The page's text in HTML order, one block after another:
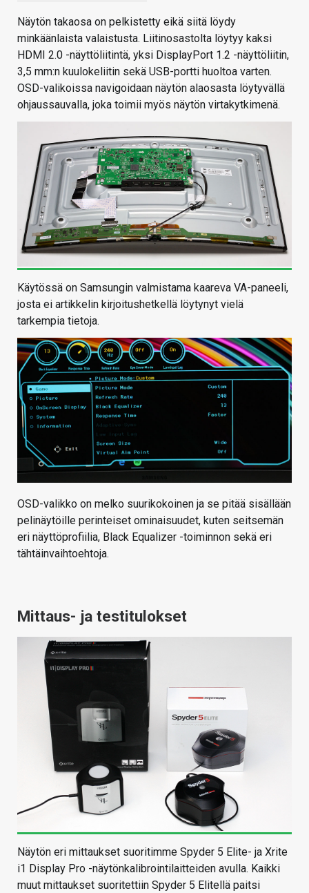
Näytön takaosa on pelkistetty eikä siitä löydy
minkäänlaista valaistusta. Liitinosastolta löytyy kaksi
HDMI 2.0 -näyttöliitintä, yksi DisplayPort 1.2 -näyttöliitin,
3,5 mm:n kuulokeliitin sekä USB-portti huoltoa varten.
OSD-valikoissa navigoidaan näytön alaosasta löytyvällä
ohjaussauvalla, joka toimii myös näytön virtakytkimenä.
Käytössä on Samsungin valmistama kaareva VA-paneeli,
josta ei artikkelin kirjoitushetkellä löytynyt vielä
tarkempia tietoja.
OSD-valikko on melko suurikokoinen ja se pitää sisällään
pelinäytöille perinteiset ominaisuudet, kuten seitsemän
eri näyttöprofiilia, Black Equalizer -toiminnon sekä eri
tähtäinvaihtoehtoja.
Mittaus- ja testitulokset
Näytön eri mittaukset suoritimme Spyder 5 Elite- ja Xrite
i1 Display Pro -näytönkalibrointilaitteiden avulla. Kaikki
muut mittaukset suoritettiin Spyder 5 Elitellä paitsi